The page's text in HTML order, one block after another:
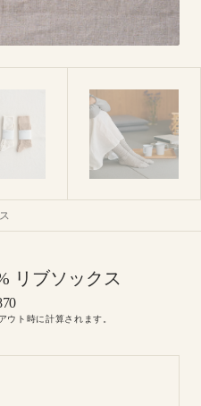
リブソックス
Regular
price
ウト時に計算されます。